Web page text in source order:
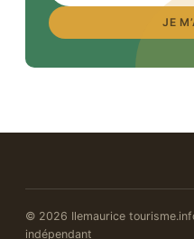
JE
© 2026 Ilemaurice
indépendant